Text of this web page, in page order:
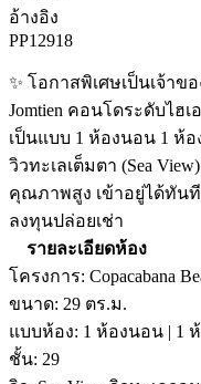
อ้างอิง
PP12918
✨ โอกาสพิเศษเป็นเจ้าข
Jomtien คอนโดระดับไฮ
เป็นแบบ 1 ห้องนอน 1 ห้
วิวทะเลเต็มตา (Sea
คุณภาพสูง เข้าอยู่ได้ทัน
ลงทุนปล่อยเช่า
รายละเอียดห้อง
โครงการ: Copacabana
ขนาด: 29 ตร.ม.
แบบห้อง: 1 ห้องนอน | 1
ชั้น: 29